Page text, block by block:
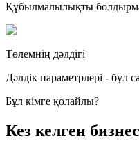
Құбылмалылықты
Төлемнің дәлдігі
Дәлдік параметрлері - бұл
Бұл кімге қолайлы?
Кез келген